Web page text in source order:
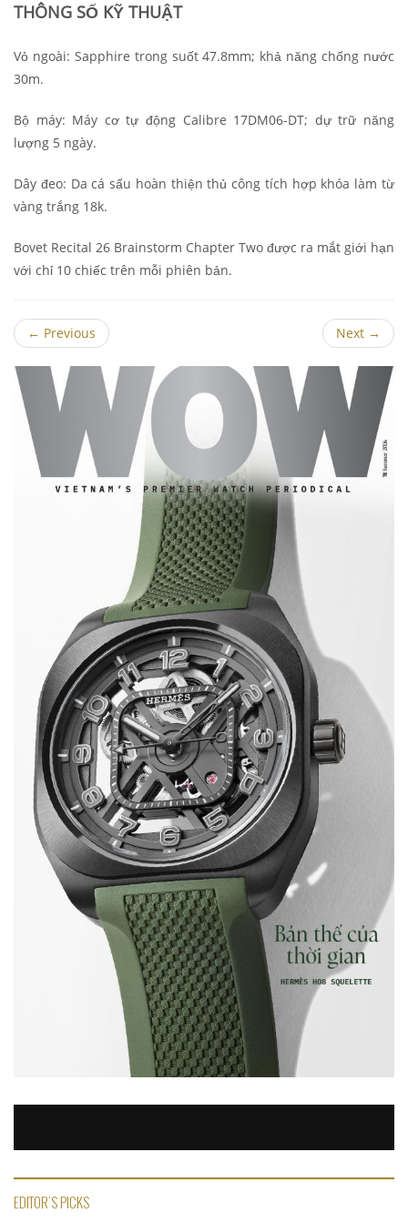
THÔNG SỐ KỸ THUẬT
Vỏ ngoài: Sapphire trong suốt 47.8mm; khả năng chống nước
30m.
Bộ máy: Máy cơ tự động Calibre 17DM06-DT; dự trữ năng
lượng 5 ngày.
Dây đeo: Da cá sấu hoàn thiện thủ công tích hợp khóa làm từ
vàng trắng 18k.
Bovet Recital 26 Brainstorm Chapter Two được ra mắt giới hạn
với chỉ 10 chiếc trên mỗi phiên bản.
← Previous Next →
EDITOR'S PICKS